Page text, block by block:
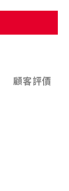
顧客評價